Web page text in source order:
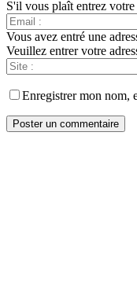
S'il vous plaît entrez
Vous avez entré une
Veuillez entrer votre
Enregistrer mon nom,